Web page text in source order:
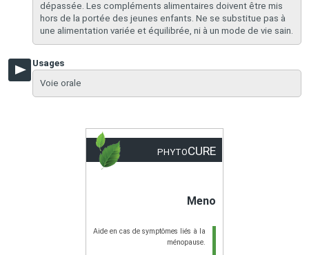
dépassée. Les compléments alimentaires doivent être mis
hors de la portée des jeunes enfants. Ne se substitue pas à
une alimentation variée et équilibrée, ni à un mode de vie sain.
Usages
Voie orale
PHYTOCURE
Meno
Aide en cas de symptômes liés à la
ménopause.